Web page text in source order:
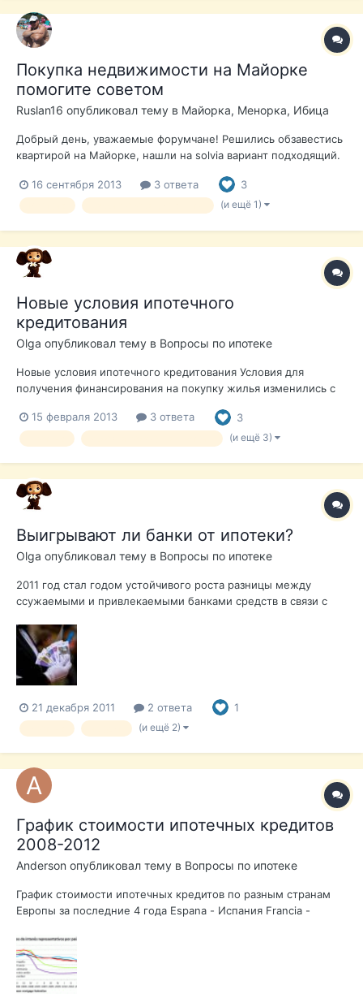
Покупка недвижимости на Майорке
помогите советом
Ruslan16 опубликовал тему в Майорка, Менорка, Ибица
Добрый день, уважаемые форумчане! Решились обзавестись
квартирой на Майорке, нашли на solvia вариант подходящий.
который может только показать квартиру, а вопросы
связанные с ипотекой, оформлением всего остального он не
16 сентября 2013 3 ответа 3
(и ещё 1)
Новые условия ипотечного
кредитования
Olga опубликовал тему в Вопросы по ипотеке
Новые условия ипотечного кредитования Условия для
получения финансирования на покупку жилья изменились с
недвижимости, появившейся во время спада. Несмотря на
рекордно низкий уровень финансового индекса Еuríbor,
15 февраля 2013 3 ответа 3
(и ещё 3)
Выигрывают ли банки от ипотеки?
Olga опубликовал тему в Вопросы по ипотеке
2011 год стал годом устойчивого роста разницы между
ссужаемыми и привлекаемыми банками средств в связи с
2008 году ставка была Euribor +0,65% , а в 2011 - Euribor +
1,58%. И вероятно, что это увеличение продолжится и в 2012
году. Доход банка, коне...
21 декабря 2011 2 ответа 1
(и ещё 2)
График стоимости ипотечных кредитов
2008-2012
Anderson опубликовал тему в Вопросы по ипотеке
График стоимости ипотечных кредитов по разным странам
Европы за последние 4 года Espana - Испания Francia -
Euribor - ставка межбанковского кредитования в ЕС